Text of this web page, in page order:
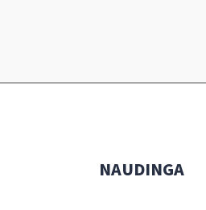
NAUDINGA